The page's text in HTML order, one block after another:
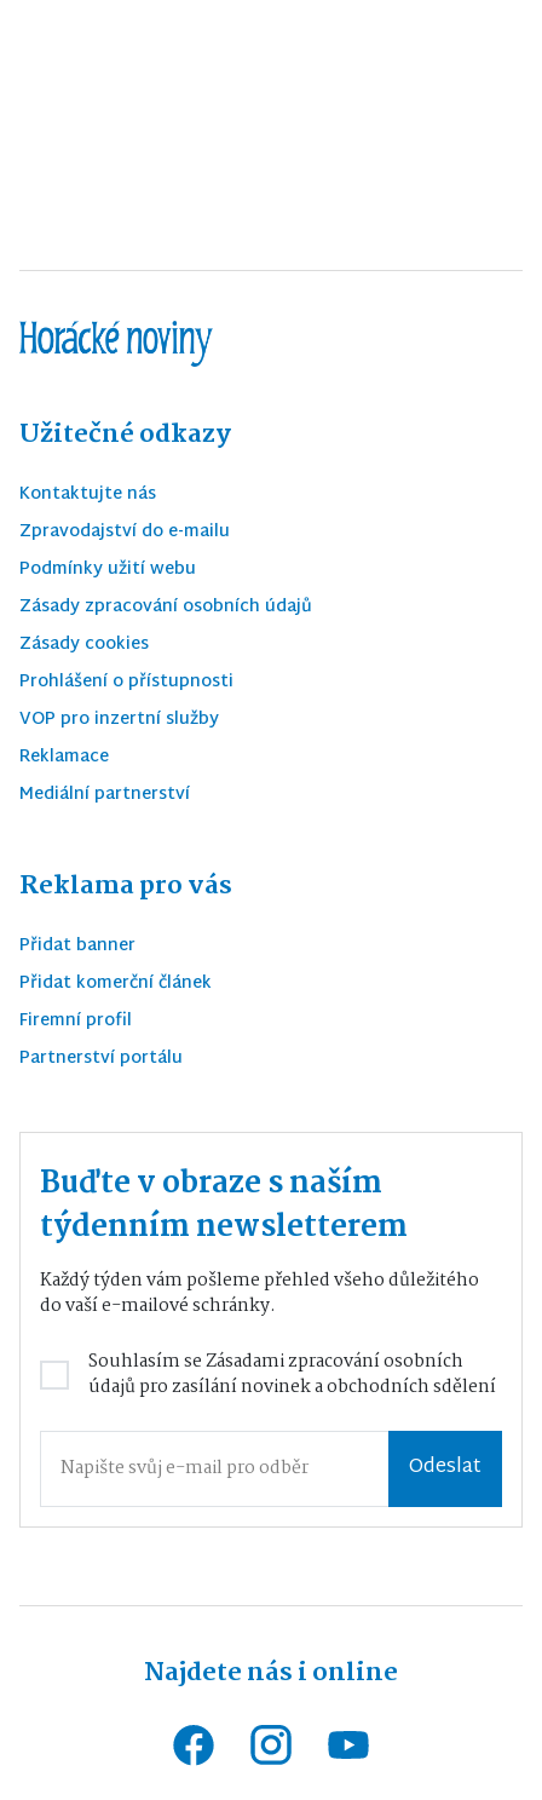
Užitečné odkazy
Kontaktujte nás
Zpravodajství do e-mailu
Podmínky užití webu
Zásady zpracování osobních údajů
Zásady cookies
Prohlášení o přístupnosti
VOP pro inzertní služby
Reklamace
Mediální partnerství
Reklama pro vás
Přidat banner
Přidat komerční článek
Firemní profil
Partnerství portálu
Buďte v obraze s naším
týdenním newsletterem
Každý týden vám pošleme přehled všeho důležitého
do vaší e-mailové schránky.
Souhlasím seZásadami zpracování osobních
údajůpro zasílání novinek a obchodních sdělení
Odeslat
Najdete nás i online